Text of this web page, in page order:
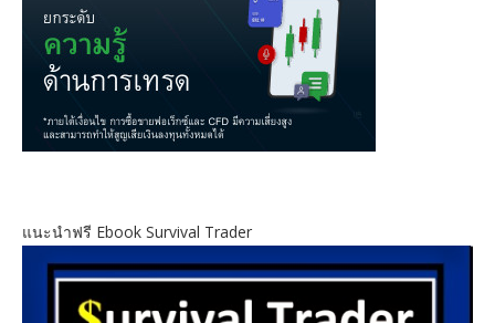
แนะนำฟรี Ebook Survival Trader